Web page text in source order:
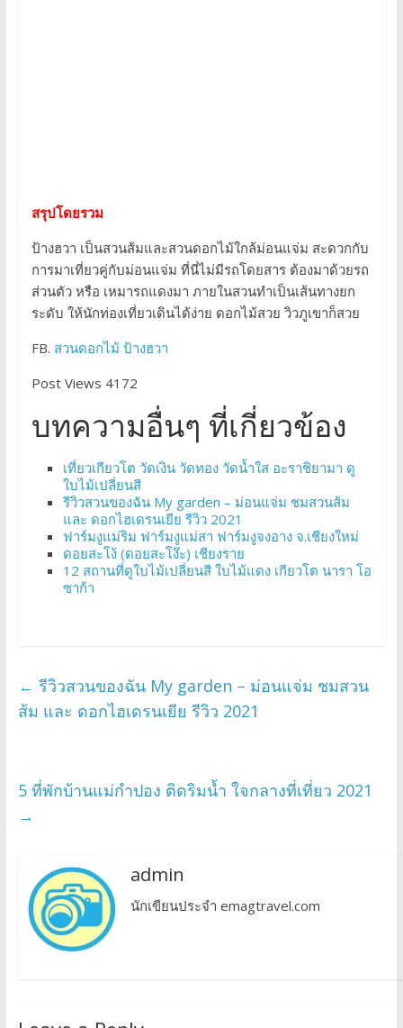
สรุปโดยรวม
ป้างฮวา เป็นสวนส้มและสวนดอกไม้ใกล้ม่อนแจ่ม สะดวกกับ
การมาเที่ยวคู่กับม่อนแจ่ม ที่นี่ไม่มีรถโดยสาร ต้องมาด้วยรถ
ส่วนตัว หรือ เหมารถแดงมา ภายในสวนทำเป็นเส้นทางยก
ระดับ ให้นักท่องเที่ยวเดินได้ง่าย ดอกไม้สวย วิวภูเขาก็สวย
FB. สวนดอกไม้ ป้างฮวา
Post Views 4172
บทความอื่นๆ ที่เกี่ยวข้อง
เที่ยวเกียวโต วัดเงิน วัดทอง วัดน้ำใส อะราชิยามา ดู
ใบไม้เปลี่ยนสี
รีวิวสวนของฉัน My garden – ม่อนแจ่ม ชมสวนส้ม
และ ดอกไฮเดรนเยีย รีวิว 2021
ฟาร์มงูแม่ริม ฟาร์มงูแม่สา ฟาร์มงูจงอาง จ.เชียงใหม่
ดอยสะโง้ (ดอยสะโง๊ะ) เชียงราย
12 สถานที่ดูใบไม้เปลี่ยนสี ใบไม้แดง เกียวโต นารา โอ
ซาก้า
← รีวิวสวนของฉัน My garden – ม่อนแจ่ม ชมสวน
ส้ม และ ดอกไฮเดรนเยีย รีวิว 2021
5 ที่พักบ้านแม่กำปอง ติดริมน้ำ ใจกลางที่เที่ยว 2021
→
admin
นักเขียนประจำ emagtravel.com